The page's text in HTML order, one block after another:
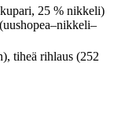
25 % nikkeli)
tiheä rihlaus (252